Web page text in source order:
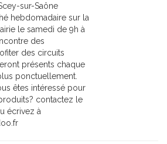
sur-Saône
hebdomadaire sur la
le samedi de 9h à
des
des circuits
présents chaque
ponctuellement.
êtes intéressé pour
contactez le
écrivez à